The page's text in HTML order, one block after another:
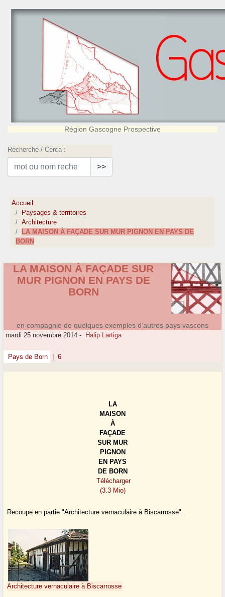
Région Gascogne Prospective
Recherche / Cerca :
>>
Accueil
Paysages & territoires
Architecture
LA MAISON À FAÇADE SUR MUR PIGNON EN PAYS DE
BORN
LA MAISON À FAÇADE SUR
MUR PIGNON EN PAYS DE
BORN
en compagnie de quelques exemples d’autres pays vascons
mardi 25 novembre 2014 - Halip Lartiga
Pays de Born 6
LA
MAISON
À
FAÇADE
SUR MUR
PIGNON
EN PAYS
DE BORN
Télécharger
(3.3 Mio)
Recoupe en partie "Architecture vernaculaire à Biscarrosse".
Architecture vernaculaire à Biscarrosse